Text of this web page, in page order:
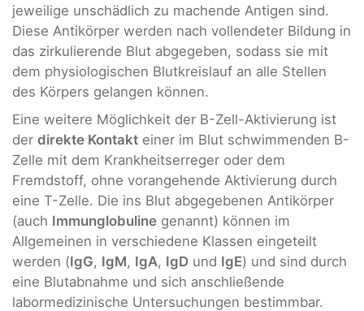
jeweilige unschädlich zu machende Antigen sind.
Diese Antikörper werden nach vollendeter Bildung in
das zirkulierende Blut abgegeben, sodass sie mit
dem physiologischen Blutkreislauf an alle Stellen
des Körpers gelangen können.
Eine weitere Möglichkeit der B-Zell-Aktivierung ist
der direkte Kontakt einer im Blut schwimmenden B-
Zelle mit dem Krankheitserreger oder dem
Fremdstoff, ohne vorangehende Aktivierung durch
eine T-Zelle. Die ins Blut abgegebenen Antikörper
(auch Immunglobuline genannt) können im
Allgemeinen in verschiedene Klassen eingeteilt
werden (IgG, IgM, IgA, IgD und IgE) und sind durch
eine Blutabnahme und sich anschließende
labormedizinische Untersuchungen bestimmbar.